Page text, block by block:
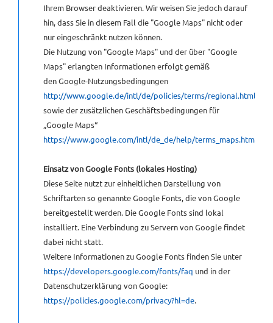
Ihrem Browser deaktivieren. Wir weisen Sie jedoch darauf
hin, dass Sie in diesem Fall die "Google Maps" nicht oder
nur eingeschränkt nutzen können.
Die Nutzung von "Google Maps" und der über "Google
Maps" erlangten Informationen erfolgt gemäß
den Google-Nutzungsbedingungen
http://www.google.de/intl/de/policies/terms/regional.html
sowie der zusätzlichen Geschäftsbedingungen für
„Google Maps“
https://www.google.com/intl/de_de/help/terms_maps.html
Einsatz vonGoogle Fonts (lokales Hosting)
Diese Seite nutzt zur einheitlichen Darstellung von
Schriftarten so genannte Google Fonts, die von Google
bereitgestellt werden. Die Google Fonts sind lokal
installiert. Eine Verbindung zu Servern von Google findet
dabei nicht statt.
Weitere Informationen zu Google Fonts finden Sie unter
https://developers.google.com/fonts/faq und in der
Datenschutzerklärung von Google:
https://policies.google.com/privacy?hl=de.